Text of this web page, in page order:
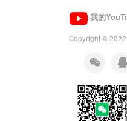
我的
Copyright © 2022